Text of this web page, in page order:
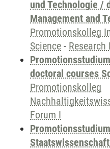
und Technologie /
Management and
Promotionskolleg
Science - Research
doctoral courses
Promotionskolleg
Forum I